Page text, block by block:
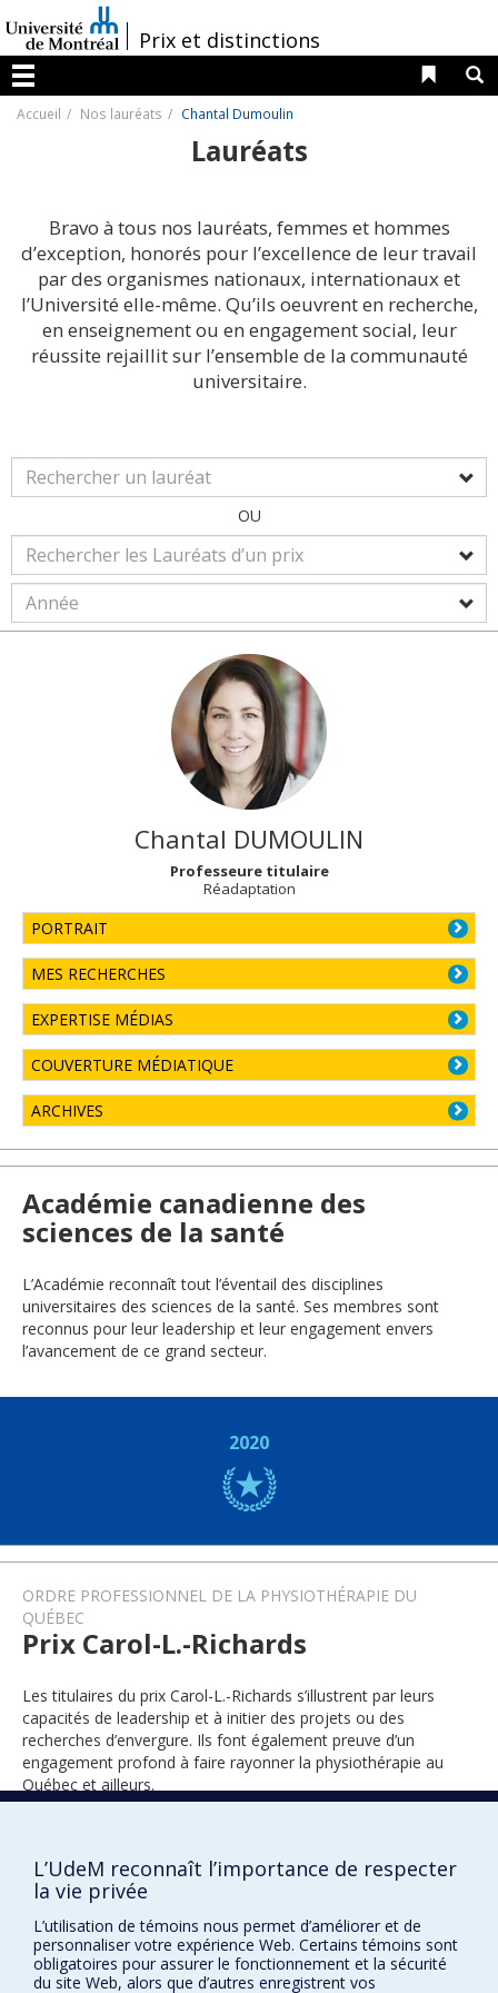
au
contenu
/Prix et distinctions
Menu
Liens
Accueil Nos lauréats Chantal Dumoulin
Lauréats
Bravo à tous nos lauréats, femmes et hommes
d’exception, honorés pour l’excellence de leur travail
par des organismes nationaux, internationaux et
l’Université elle-même. Qu’ils oeuvrent en recherche,
en enseignement ou en engagement social, leur
réussite rejaillit sur l’ensemble de la communauté
universitaire.
OU
Chantal DUMOULIN
Professeure titulaire
Réadaptation
PORTRAIT
MES RECHERCHES
EXPERTISE MÉDIAS
COUVERTURE MÉDIATIQUE
ARCHIVES
Académie canadienne des
sciences de la santé
L’Académie reconnaît tout l’éventail des disciplines
universitaires des sciences de la santé. Ses membres sont
reconnus pour leur leadership et leur engagement envers
l’avancement de ce grand secteur.
2020
ORDRE PROFESSIONNEL DE LA PHYSIOTHÉRAPIE DU
QUÉBEC
Prix Carol-L.-Richards
Les titulaires du prix Carol-L.-Richards s’illustrent par leurs
capacités de leadership et à initier des projets ou des
recherches d’envergure. Ils font également preuve d’un
engagement profond à faire rayonner la physiothérapie au
Québec et ailleurs.
2018
L’UdeM reconnaît l’importance de respecter
la vie privée
L’utilisation de témoins nous permet d’améliorer et de
personnaliser votre expérience Web. Certains témoins sont
obligatoires pour assurer le fonctionnement et la sécurité
du site Web, alors que d’autres enregistrent vos